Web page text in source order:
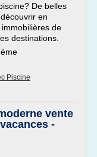
De belles
en
de
destinations.
Piscine
vente
-